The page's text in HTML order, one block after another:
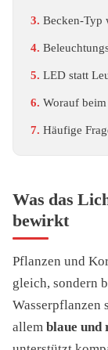
Becken-Typ
LED statt
Worauf
Häufige
Was das
bewirkt
Pflanzen und
gleich, sondern
allem blaue und